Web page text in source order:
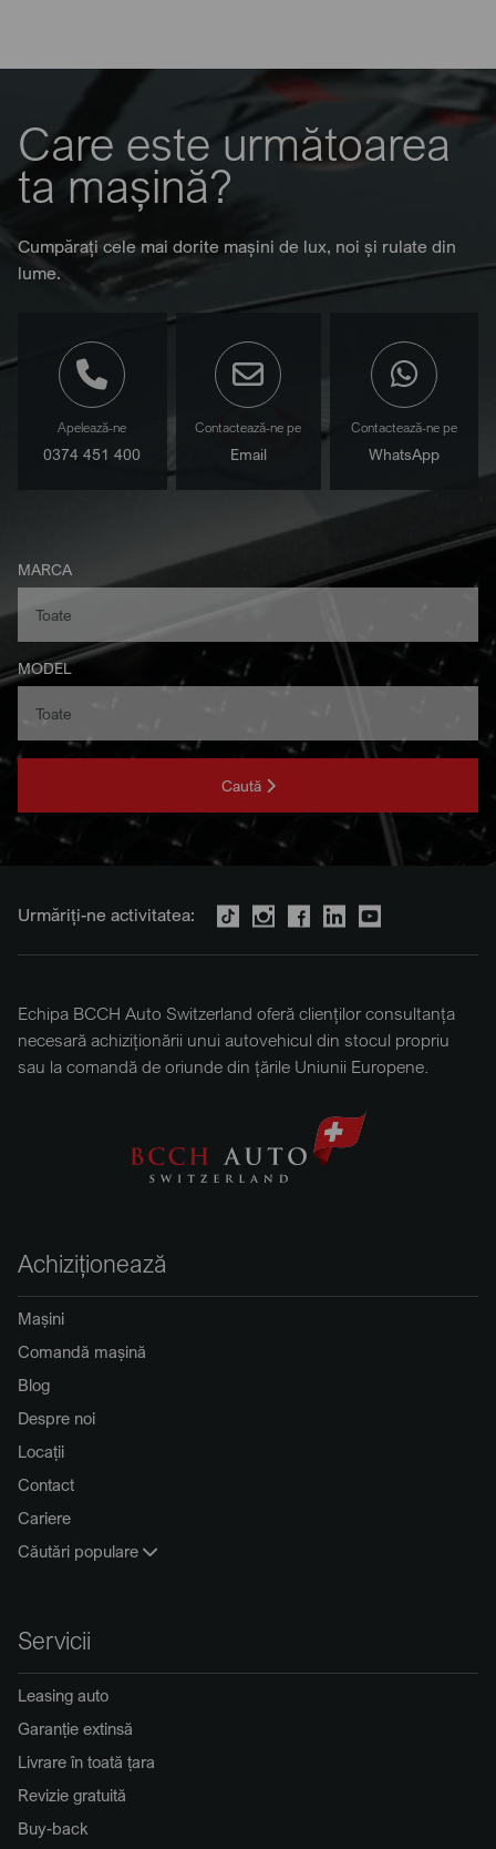
Care este următoarea
ta mașină?
Cumpărați cele mai dorite mașini de lux, noi și rulate din
lume.
Apelează-ne
0374 451 400
Contactează-ne pe
Email
Contactează-ne pe
WhatsApp
MARCA
MODEL
Caută
Urmăriți-ne activitatea:
Echipa BCCH Auto Switzerland oferă clienților consultanța
necesară achiziționării unui autovehicul din stocul propriu
sau la comandă de oriunde din țările Uniunii Europene.
Achiziționează
Mașini
Comandă mașină
Blog
Despre noi
Locații
Contact
Cariere
Căutări populare
Servicii
Leasing auto
Garanție extinsă
Livrare în toată țara
Revizie gratuită
Buy-back